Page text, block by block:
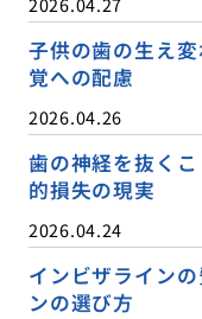
子供の歯の生え
覚への配慮
2026.04.26
歯の神経を抜く
的損失の現実
2026.04.24
インビザライン
ンの選び方